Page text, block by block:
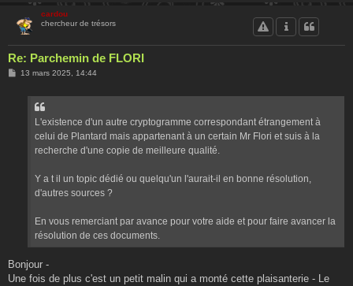
cardou
chercheur de trésors
Re: Parchemin de FLORI
M13 mars 2025, 14:44
L'existence d'un autre cryptogramme correspondant étrangement à
celui de Plantard mais appartenant à un certain Mr Flori et suis à la
recherche d'une copie de meilleure qualité.
Y a t il un topic dédié ou quelqu'un l'aurait-il en bonne résolution,
d'autres sources ?
En vous remerciant par avance pour votre aide et pour faire avancer la
résolution de ces documents.
Bonjour -
Une fois de plus c'est un petit malin qui a monté cette plaisanterie - Le